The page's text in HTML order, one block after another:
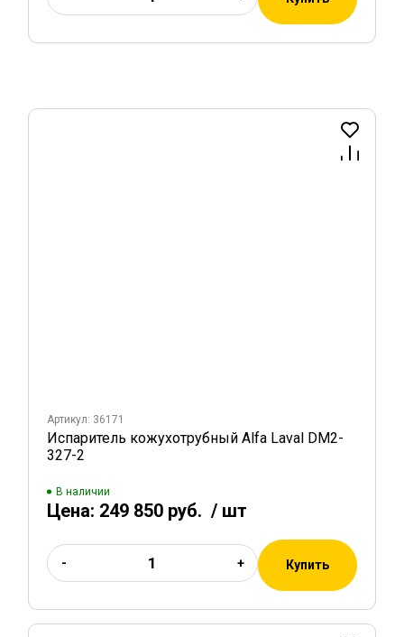
Артикул: 36171
Испаритель кожухотрубный Alfa Laval DM2-
327-2
В наличии
Цена: 249 850 руб. / шт
- + Купить